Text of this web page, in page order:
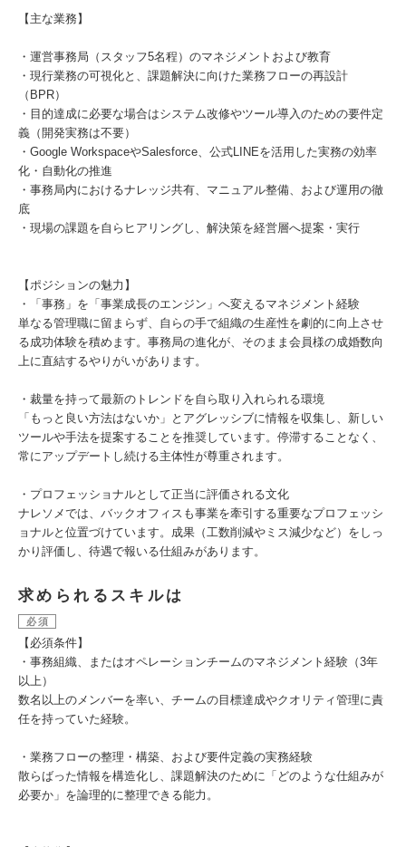
【主な業務】
・運営事務局（スタッフ5名程）のマネジメントおよび教育
・現行業務の可視化と、課題解決に向けた業務フローの再設計
（BPR）
・目的達成に必要な場合はシステム改修やツール導入のための要件定
義（開発実務は不要）
・Google WorkspaceやSalesforce、公式LINEを活用した実務の効率
化・自動化の推進
・事務局内におけるナレッジ共有、マニュアル整備、および運用の徹
底
・現場の課題を自らヒアリングし、解決策を経営層へ提案・実行
【ポジションの魅力】
・「事務」を「事業成長のエンジン」へ変えるマネジメント経験
単なる管理職に留まらず、自らの手で組織の生産性を劇的に向上させ
る成功体験を積めます。事務局の進化が、そのまま会員様の成婚数向
上に直結するやりがいがあります。
・裁量を持って最新のトレンドを自ら取り入れられる環境
「もっと良い方法はないか」とアグレッシブに情報を収集し、新しい
ツールや手法を提案することを推奨しています。停滞することなく、
常にアップデートし続ける主体性が尊重されます。
・プロフェッショナルとして正当に評価される文化
ナレソメでは、バックオフィスも事業を牽引する重要なプロフェッシ
ョナルと位置づけています。成果（工数削減やミス減少など）をしっ
かり評価し、待遇で報いる仕組みがあります。
求められるスキルは
必須
【必須条件】
・事務組織、またはオペレーションチームのマネジメント経験（3年
以上）
数名以上のメンバーを率い、チームの目標達成やクオリティ管理に責
任を持っていた経験。
・業務フローの整理・構築、および要件定義の実務経験
散らばった情報を構造化し、課題解決のために「どのような仕組みが
必要か」を論理的に整理できる能力。